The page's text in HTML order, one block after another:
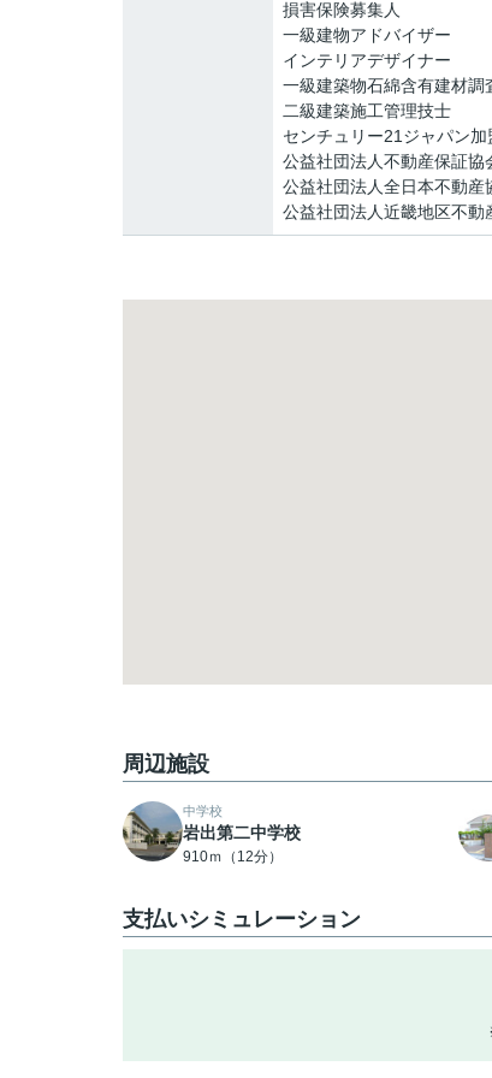
損害保険募集人
一級建物アドバイザー
インテリアデザイナー
一級建築物石綿含有建材調
二級建築施工管理技士
センチュリー21ジャパン加
公益社団法人不動産保証協
公益社団法人全日本不動産
公益社団法人近畿地区不動
周辺施設
中学校
岩出第二中学校
910ｍ（12分）
支払いシミュレーション